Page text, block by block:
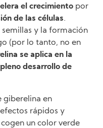
el crecimiento por
de las células.
semillas y la formación
(por lo tanto, no en
se aplica en la
desarrollo de
giberelina en
rápidos y
un color verde